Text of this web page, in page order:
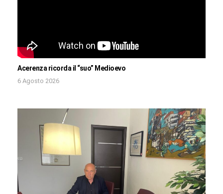
Acerenza ricorda il “suo” Medioevo
6 Agosto 2026